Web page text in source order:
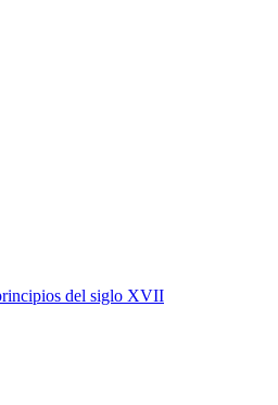
del siglo XVII